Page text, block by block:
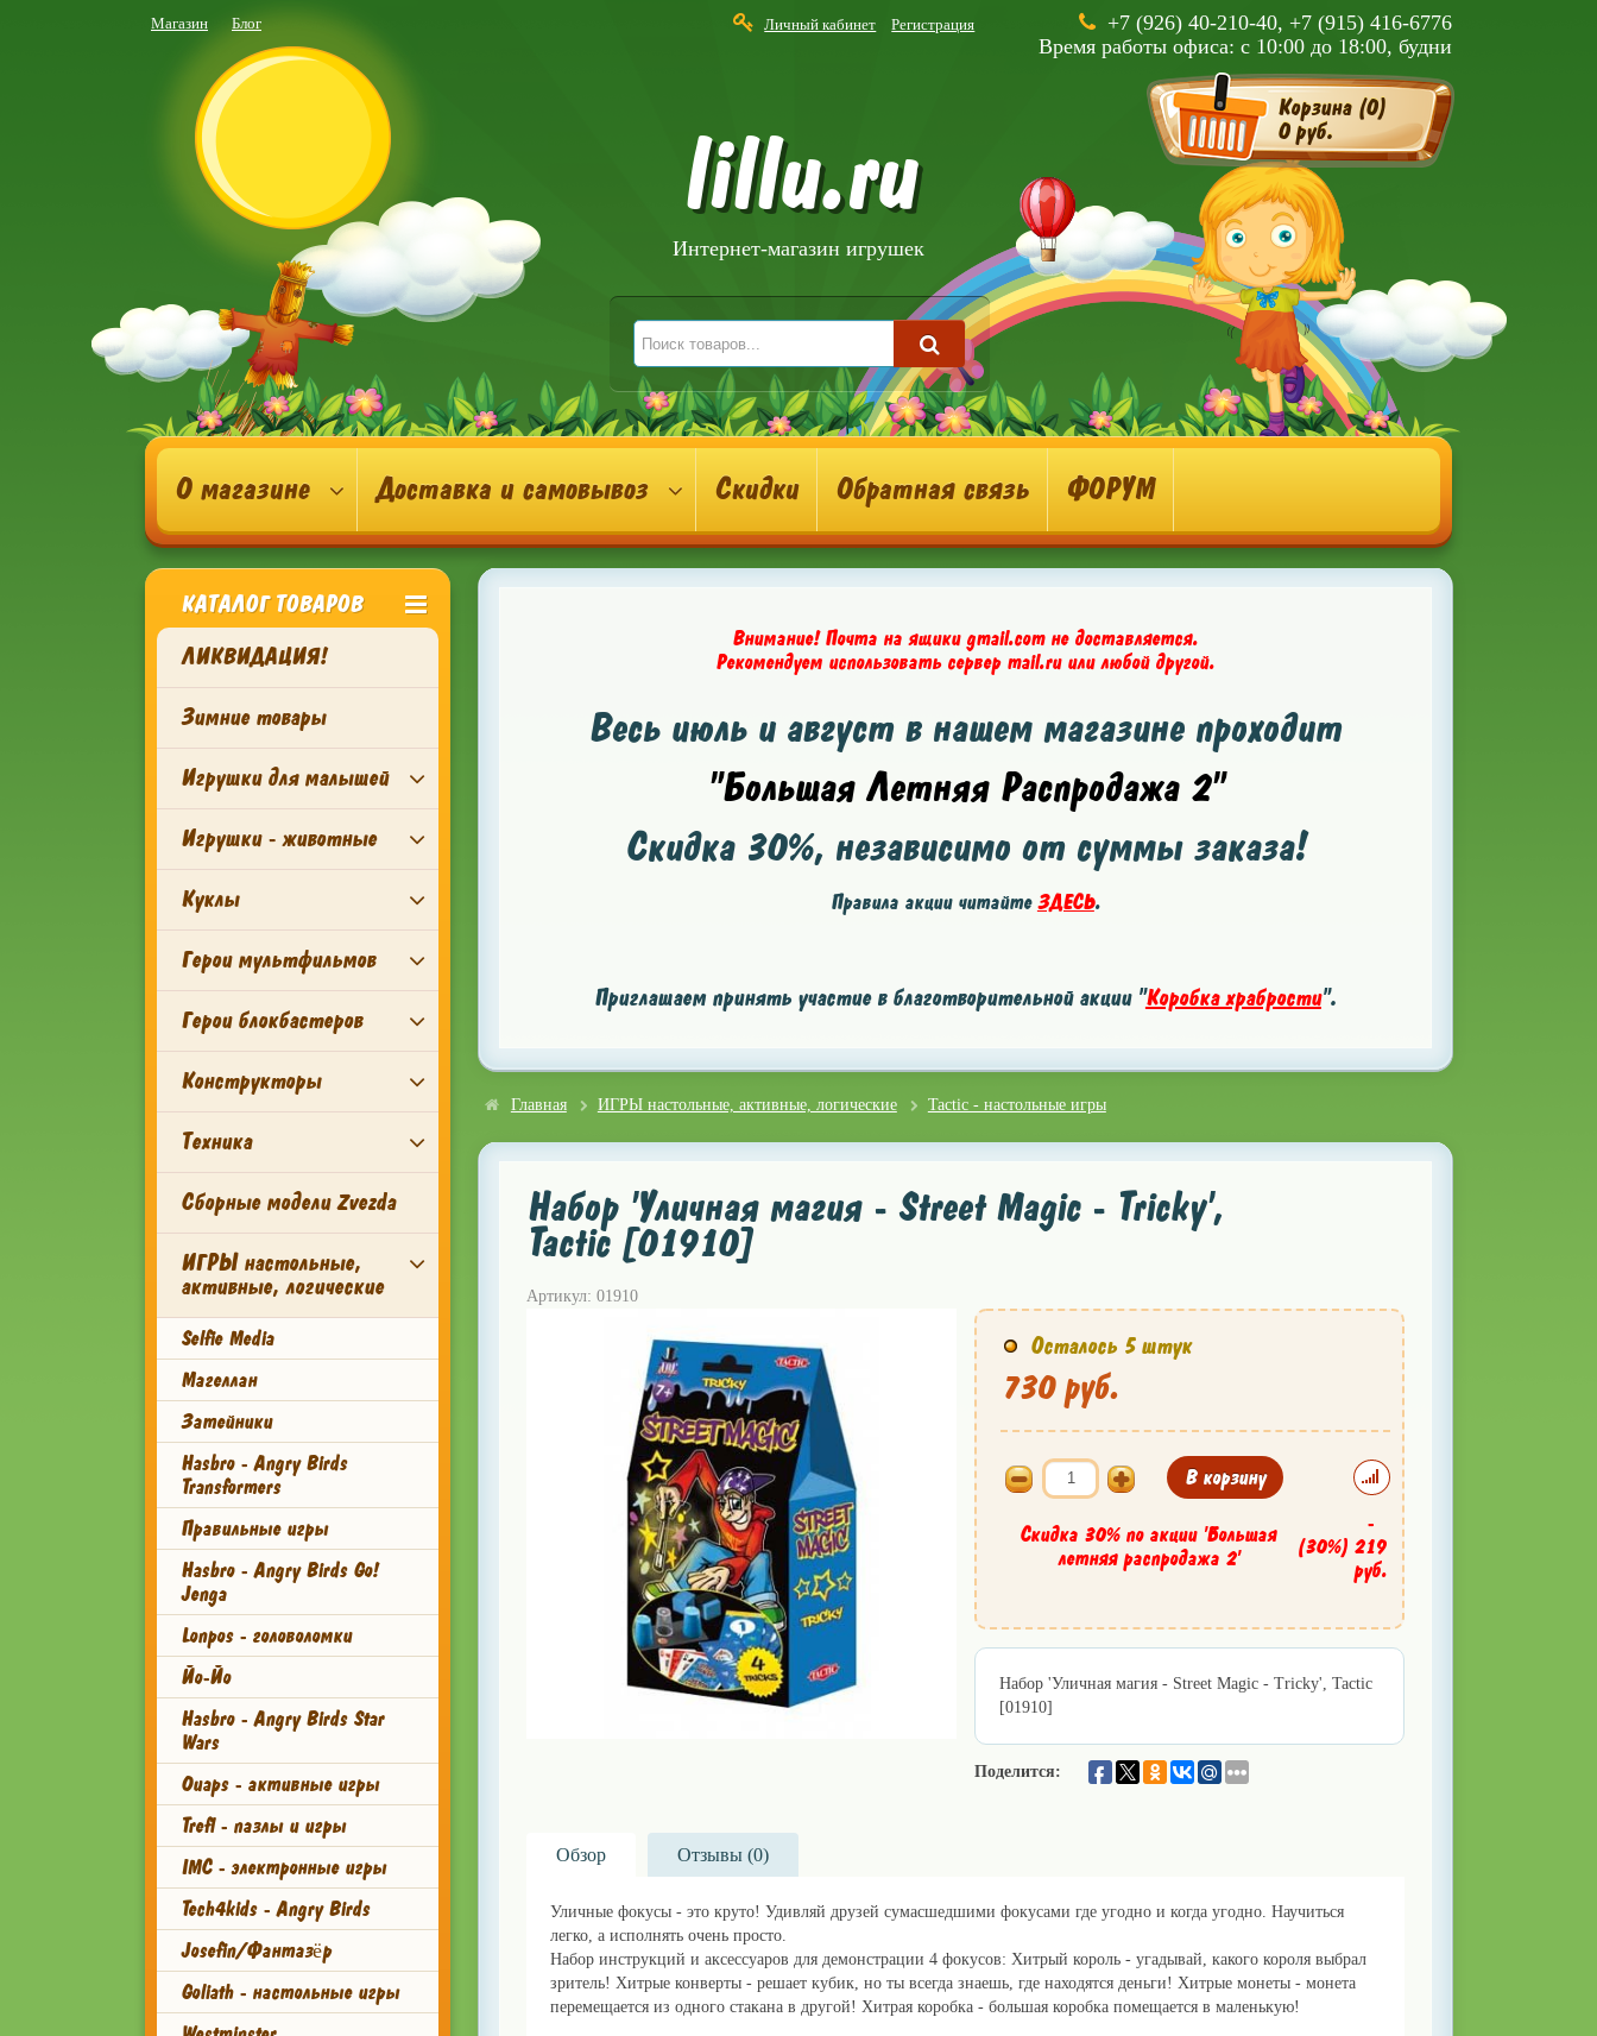
Магазин Блог Личный кабинет Регистрация
+7 (926) 40-210-40, +7 (915) 416-6776
Время работы офиса: с 10:00 до 18:00, будни
lillu.ru
Интернет-магазин игрушек
Корзина (0)
0 руб.
О магазине Доставка и самовывоз Скидки Обратная связь ФОРУМ
КАТАЛОГ ТОВАРОВ
ЛИКВИДАЦИЯ!
Зимние товары
Игрушки для малышей
Игрушки - животные
Куклы
Герои мультфильмов
Герои блокбастеров
Конструкторы
Техника
Сборные модели Zvezda
ИГРЫ настольные,
активные, логические
Selfie Media
Магеллан
Затейники
Hasbro - Angry Birds
Transformers
Правильные игры
Hasbro - Angry Birds Go!
Jenga
Lonpos - головоломки
Йо-Йо
Hasbro - Angry Birds Star
Wars
Ouaps - активные игры
Trefl - пазлы и игры
IMC - электронные игры
Tech4kids - Angry Birds
Josefin/Фантазёр
Goliath - настольные игры
Внимание! Почта на ящики gmail.com не доставляется.
Рекомендуем использовать сервер mail.ru или любой другой.
Весь июль и август в нашем магазине проходит
"Большая Летняя Распродажа 2"
Скидка 30%, независимо от суммы заказа!
Правила акции читайтеЗДЕСЬ.
Приглашаем принять участие в благотворительной акции "Коробка храбрости".
Главная ИГРЫ настольные, активные, логические Tactic - настольные игры
Набор 'Уличная магия - Street Magic - Tricky',
Tactic [01910]
Артикул: 01910
Осталось 5 штук
730 руб.
В корзину
Скидка 30% по акции 'Большая
летняя распродажа 2'
(30%)
-
219
руб.
Набор 'Уличная магия - Street Magic - Tricky', Tactic
[01910]
Поделится:
Обзор Отзывы (0)
Уличные фокусы - это круто! Удивляй друзей сумасшедшими фокусами где угодно и когда угодно. Научиться
легко, а исполнять очень просто.
Набор инструкций и аксессуаров для демонстрации 4 фокусов: Хитрый король - угадывай, какого короля выбрал
зритель! Хитрые конверты - решает кубик, но ты всегда знаешь, где находятся деньги! Хитрые монеты - монета
перемещается из одного стакана в другой! Хитрая коробка - большая коробка помещается в маленькую!